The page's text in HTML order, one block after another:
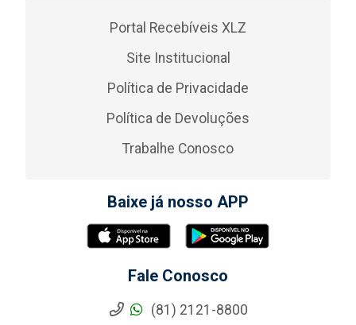
Portal Recebíveis XLZ
Site Institucional
Política de Privacidade
Política de Devoluções
Trabalhe Conosco
Baixe já nosso APP
Fale Conosco
(81) 2121-8800